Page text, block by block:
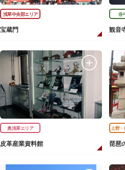
浅草中央部エリア
宝蔵門
谷
観音
奥浅草エリア
皮革産業資料館
上野
琵琶